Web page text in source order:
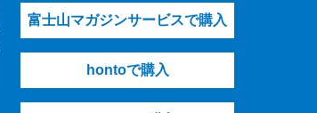
富士山マガジンサービスで購入
hontoで購入